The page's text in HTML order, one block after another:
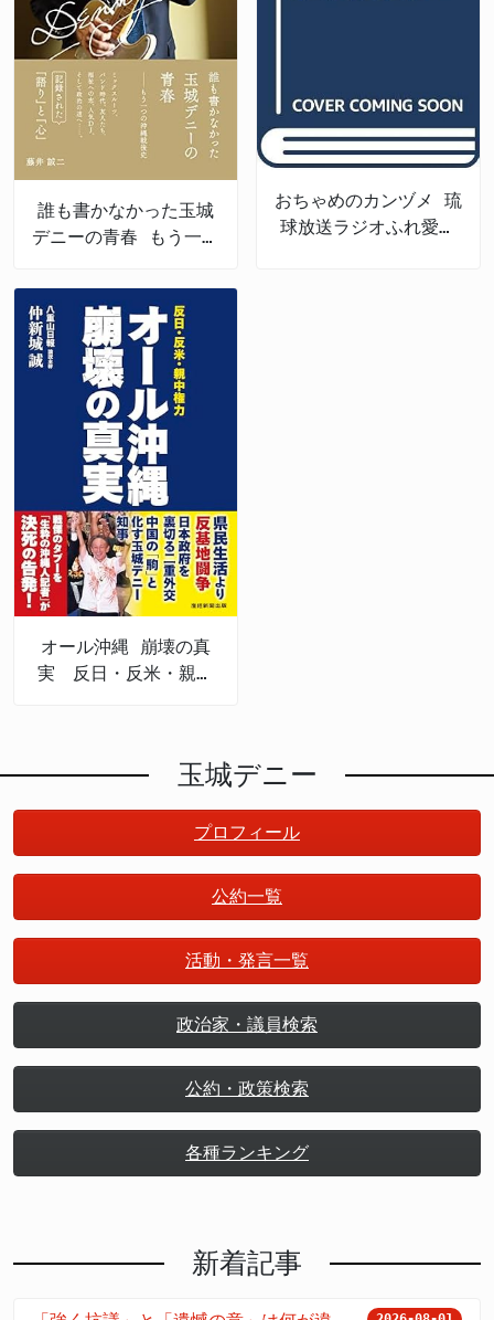
誰も書かなかった玉城
デニーの青春 もう一つ
おちゃめのカンヅメ 琉
球放送ラジオふれ愛パ
オール沖縄 崩壊の真
実 反日・反米・親中
玉城デニー
プロフィール
公約一覧
活動・発言一覧
政治家・議員検索
公約・政策検索
各種ランキング
新着記事